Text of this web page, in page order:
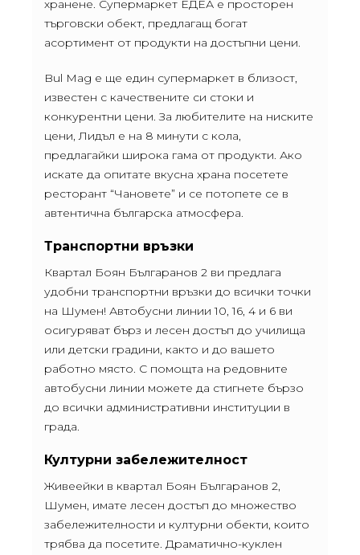
хранене. Супермаркет ЕДЕА е просторен
търговски обект, предлагащ богат
асортимент от продукти на достъпни цени.
Bul Mag е ще един супермаркет в близост,
известен с качествените си стоки и
конкурентни цени. За любителите на ниските
цени, Лидъл е на 8 минути с кола,
предлагайки широка гама от продукти. Ако
искате да опитате вкусна храна посетете
ресторант “Чановете” и се потопете се в
автентична българска атмосфера.
Транспортни връзки
Квартал Боян Българанов 2 ви предлага
удобни транспортни връзки до всички точки
на Шумен! Автобусни линии 10, 16, 4 и 6 ви
осигуряват бърз и лесен достъп до училища
или детски градини, както и до вашето
работно място. С помощта на редовните
автобусни линии можете да стигнете бързо
до всички административни институции в
града.
Културни забележителност
Живеейки в квартал Боян Българанов 2,
Шумен, имате лесен достъп до множество
забележителности и културни обекти, които
трябва да посетите. Драматично-куклен